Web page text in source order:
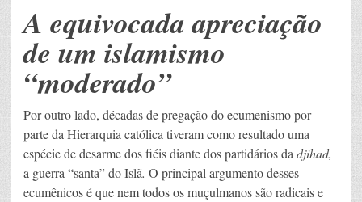
A equivocada apreciação
de um islamismo
“moderado”
Por outro lado, décadas de pregação do ecumenismo por
parte da Hierarquia católica tiveram como resultado uma
espécie de desarme dos fiéis diante dos partidários dadjihad,
a guerra “santa” do Islã. O principal argumento desses
ecumênicos é que nem todos os muçulmanos são radicais e